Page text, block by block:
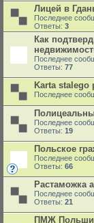
Лицей в
Последнее
Ответы: 3
Как
Последнее
Ответы: 77
Karta stalego
Последнее
Последнее
Ответы: 19
Польское
Последнее
Ответы: 66
Растаможка
Последнее
Ответы: 21
ПМЖ Польши